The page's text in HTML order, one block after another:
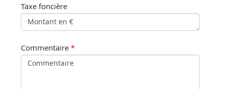
Taxe foncière
Commentaire *